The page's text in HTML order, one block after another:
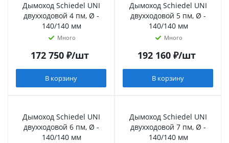
Дымоход Schiedel UNI
двухходовой 4 пм, Ø -
140/140 мм
Много
172 750₽/шт
В корзину
Дымоход Schiedel UNI
двухходовой 5 пм, Ø -
140/140 мм
Много
192 160₽/шт
В корзину
Дымоход Schiedel UNI
двухходовой 6 пм, Ø -
140/140 мм
Дымоход Schiedel UNI
двухходовой 7 пм, Ø -
140/140 мм